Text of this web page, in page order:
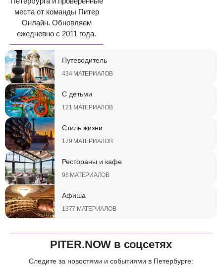
места от команды Питер
Онлайн. Обновляем
ежедневно с 2011 года.
Путеводитель
434 МАТЕРИАЛОВ
С детьми
121 МАТЕРИАЛОВ
Стиль жизни
179 МАТЕРИАЛОВ
Рестораны и кафе
98 МАТЕРИАЛОВ
Афиша
1377 МАТЕРИАЛОВ
PITER.NOW в соцсетях
Следите за новостями и событиями в Петербурге: